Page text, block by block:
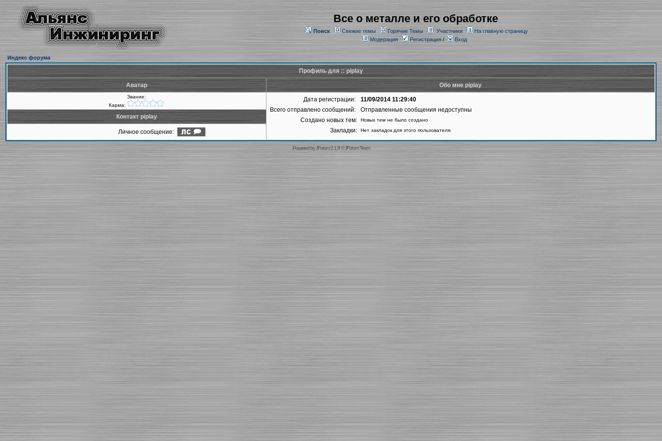
Все о металле и его обработке
Поиск Свежие темы Горячие Темы Участники
На главную страницу
Модерация
Регистрация/ Вход
Индекс форума
Профиль для :: piplay
Аватар Обо мне piplay
Звание:
Карма:
Дата регистрации:
11/09/2014 11:29:40
Всего отправлено сообщений:
Отправленные сообщения недоступны
Создано новых тем:
Новых тем не было создано
Закладки: Нет закладок для этого пользователя.
Контакт piplay
Личное сообщение:
Powered byJForum 2.1.9©JForum Team